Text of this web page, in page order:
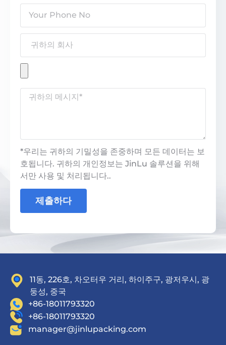
*우리는 귀하의 기밀성을 존중하며 모든 데이터는 보
호됩니다. 귀하의 개인정보는 JinLu 솔루션을 위해
서만 사용 및 처리됩니다..
제출하다
11동, 226호, 차오터우 거리, 하이주구, 광저우시, 광
둥성, 중국
+86-18011793320
+86-18011793320
manager@jinlupacking.com